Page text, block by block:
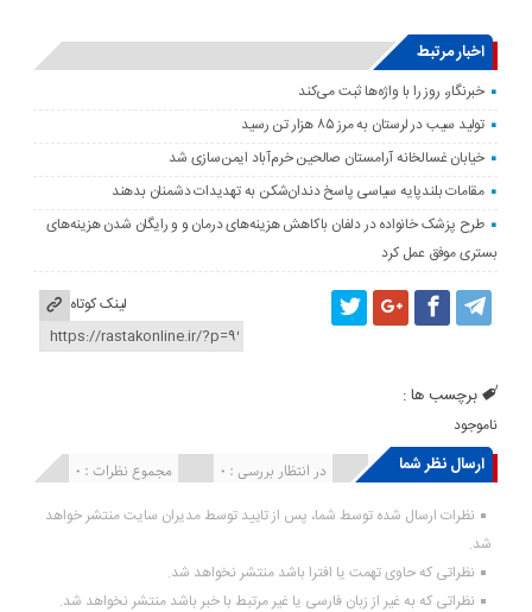
اخبار مرتبط
خبرنگار، روز را با واژه‌ها ثبت می‌کند
تولید سیب در لرستان به مرز ۸۵ هزار تن رسید
خیابان غسالخانه آرامستان صالحین خرم‌آباد ایمن‌سازی شد
مقامات بلندپایه سیاسی پاسخ دندان‌شکن به تهدیدات دشمنان بدهند
طرح پزشک خانواده در دلفان باکاهش هزینه‌های درمان و و رایگان شدن هزینه‌های
بستری موفق عمل کرد
لینک کوتاه
برچسب ها :
ناموجود
ارسال نظر شما مجموع نظرات : 0 در انتظار بررسی : 0 انتشار یافته : ۰
نظرات ارسال شده توسط شما، پس از تایید توسط مدیران سایت منتشر خواهد
شد.
نظراتی که حاوی تهمت یا افترا باشد منتشر نخواهد شد.
نظراتی که به غیر از زبان فارسی یا غیر مرتبط با خبر باشد منتشر نخواهد شد.